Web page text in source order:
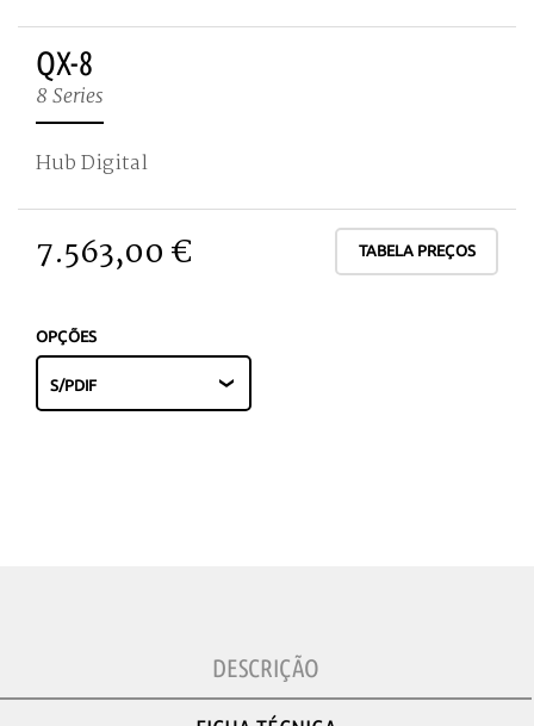
QX-8
8 Series
Hub Digital
7.563,00 € TABELA PREÇOS
OPÇÕES
DESCRIÇÃO